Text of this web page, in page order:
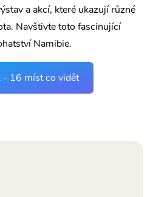
a akcí, které ukazují různé
Navštivte toto fascinující
Namibie.
16 míst co vidět